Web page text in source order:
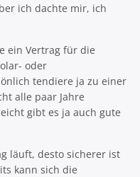
ich dachte mir, ich
ein Vertrag für die
oder
tendiere ja zu einer
alle paar Jahre
gibt es ja auch gute
läuft, desto sicherer ist
kann sich die